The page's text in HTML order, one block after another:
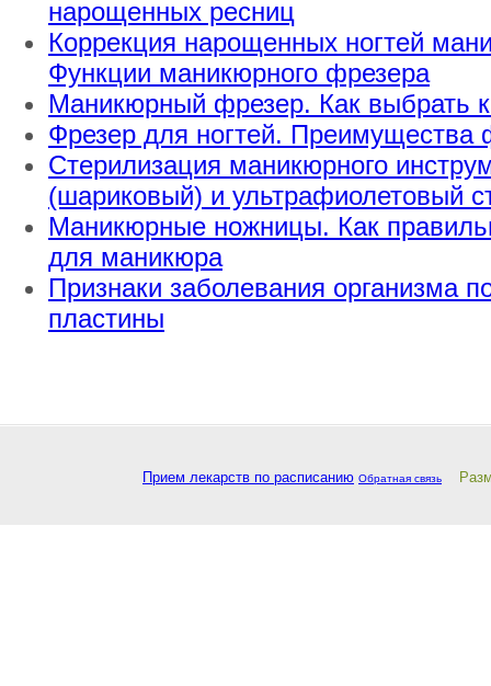
нарощенных ресниц
Коррекция нарощенных ногтей
Функции маникюрного фрезера
Маникюрный фрезер. Как выбрать
Фрезер для ногтей. Преимущества
Стерилизация маникюрного
(шариковый) и ультрафиолетовый
Маникюрные ножницы. Как
для маникюра
Признаки заболевания организма
пластины
Прием лекарств по расписанию Обратная связь